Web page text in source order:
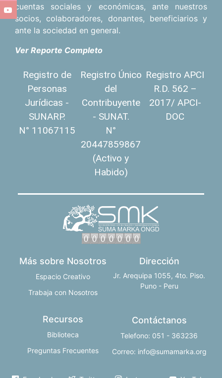
cuentas sociales y económicas, ante nuestros
socios, colaboradores, donantes, beneficiarios y
ante la sociedad en general.
Ver Reporte Completo
Registro de
Personas
Jurídicas -
SUNARP.
N° 11067115
Registro Único
del
Contribuyente
- SUNAT.
N°
20447859867
(Activo y
Habido)
Registro APCI
R.D. 562 –
2017/ APCI-
DOC
Dirección
Jr. Arequipa 1055, 4to. Piso.
Puno - Peru
Más sobre Nosotros
Espacio Creativo
Trabaja con Nosotros
Recursos
Biblioteca
Preguntas Frecuentes
Contáctanos
Telefono: 051 - 363236
Correo: info@sumamarka.org